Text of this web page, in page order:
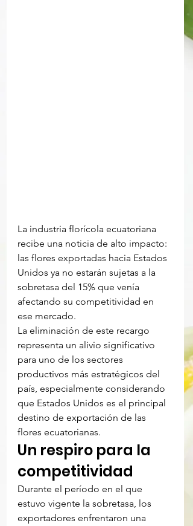
La industria florícola ecuatoriana
recibe una noticia de alto impacto:
las flores exportadas hacia Estados
Unidos ya no estarán sujetas a la
sobretasa del 15% que venía
afectando su competitividad en
ese mercado.
La eliminación de este recargo
representa un alivio significativo
para uno de los sectores
productivos más estratégicos del
país, especialmente considerando
que Estados Unidos es el principal
destino de exportación de las
flores ecuatorianas.
Un respiro para la
competitividad
Durante el período en el que
estuvo vigente la sobretasa, los
exportadores enfrentaron una